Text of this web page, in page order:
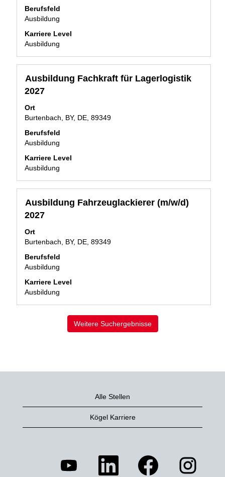
Berufsfeld
Ausbildung
Karriere Level
Ausbildung
um
die
vollständig
anzuzeigen.
Stellenbezeichnung
Ausbildung Fachkraft für Lagerlogistik
2027
Ort
Burtenbach, BY, DE, 89349
Berufsfeld
Ausbildung
Karriere Level
Ausbildung
Drücken
Sie
Leertaste,
um
Stelleninformationen
vollständig
anzuzeigen.
Stellenbezeichnung
Ausbildung Fahrzeuglackierer (m/w/d)
2027
Ort
Burtenbach, BY, DE, 89349
Berufsfeld
Ausbildung
Karriere Level
Ausbildung
Drücken
Sie
Leertaste,
um
Stelleninformationen
vollständig
anzuzeigen.
Weitere Suchergebnisse
Alle Stellen
Kögel Karriere
W
W
W